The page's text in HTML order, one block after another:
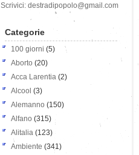
Scrivici: destradipopolo@gmail.com
Categorie
100 giorni (5)
Aborto (20)
Acca Larentia (2)
Alcool (3)
Alemanno (150)
Alfano (315)
Alitalia (123)
Ambiente (341)